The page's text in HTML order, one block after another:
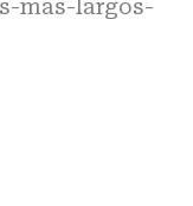
mas-largos-